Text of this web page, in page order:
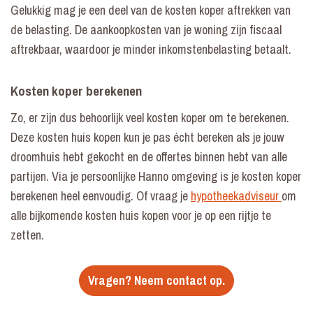
Gelukkig mag je een deel van de kosten koper aftrekken van
de belasting. De aankoopkosten van je woning zijn fiscaal
aftrekbaar, waardoor je minder inkomstenbelasting betaalt.
Kosten koper berekenen
Zo, er zijn dus behoorlijk veel kosten koper om te berekenen.
Deze kosten huis kopen kun je pas écht bereken als je jouw
droomhuis hebt gekocht en de offertes binnen hebt van alle
partijen. Via je persoonlijke Hanno omgeving is je kosten koper
berekenen heel eenvoudig. Of vraag je hypotheekadviseur om
alle bijkomende kosten huis kopen voor je op een rijtje te
zetten.
Vragen? Neem contact op.